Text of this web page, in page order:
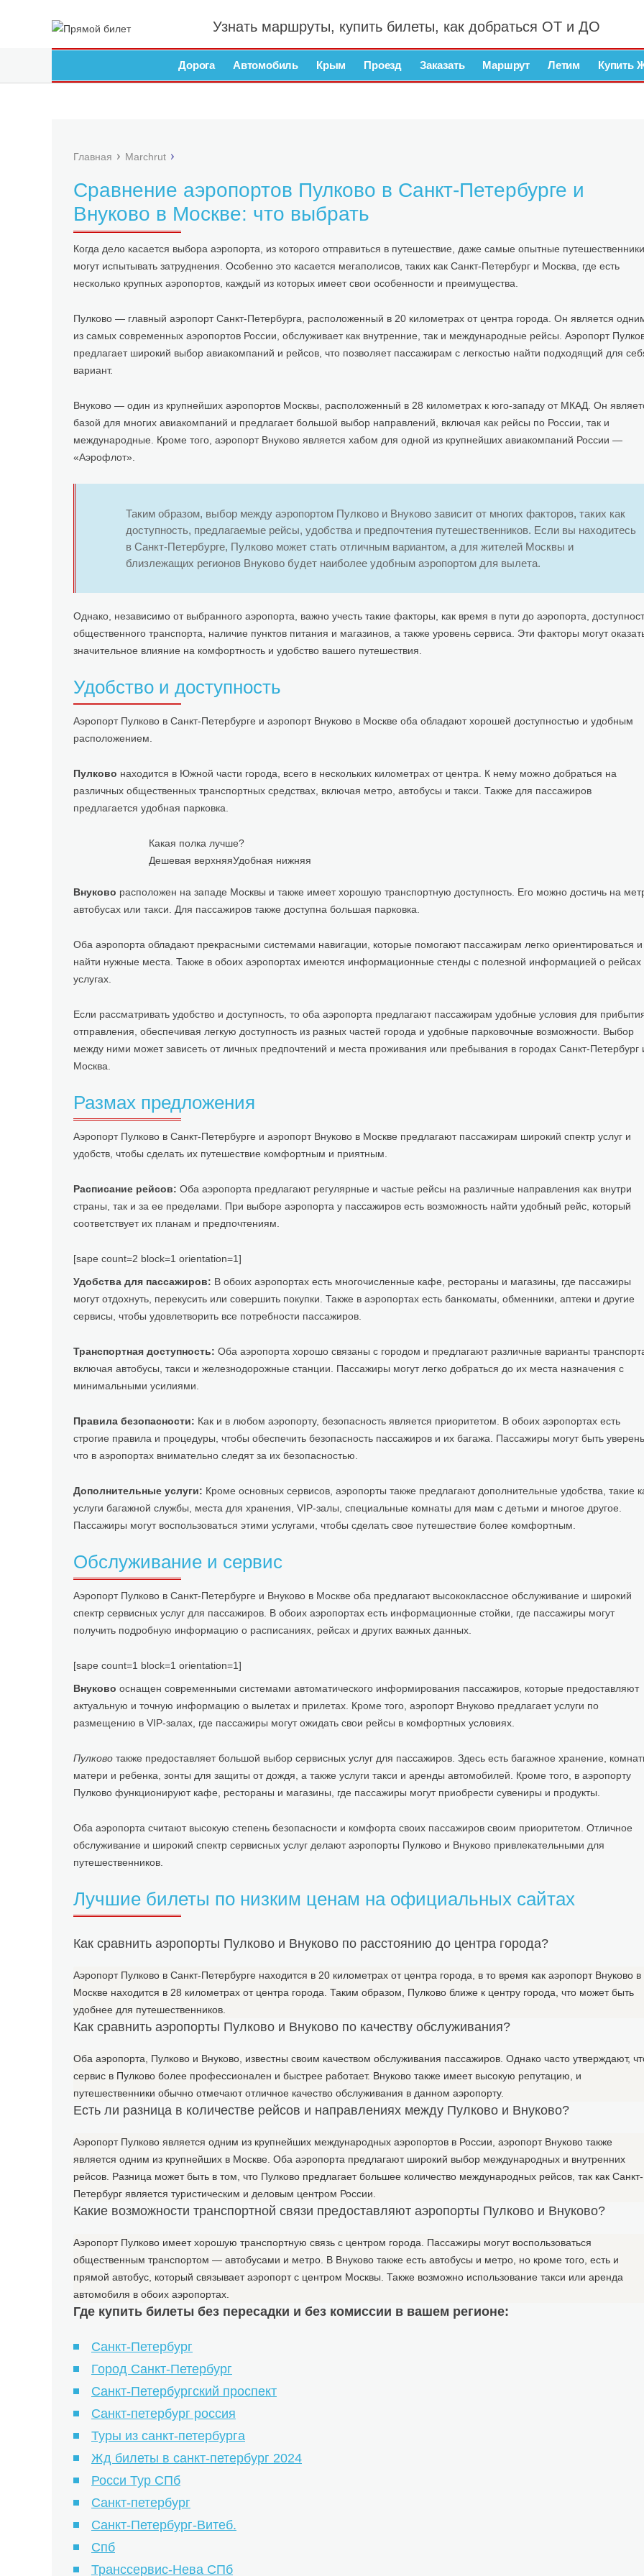
Узнать маршруты, купить билеты, как добраться ОТ и ДО
Дорога Автомобиль Крым Проезд Заказать Маршрут Летим Купить
Главная Marchrut
Сравнение аэропортов Пулково в Санкт-Петербурге и
Внуково в Москве: что выбрать
Когда дело касается выбора аэропорта, из которого отправиться в путешествие, даже самые опытные путешественники
могут испытывать затруднения. Особенно это касается мегаполисов, таких как Санкт-Петербург и Москва, где есть
несколько крупных аэропортов, каждый из которых имеет свои особенности и преимущества.
Пулково — главный аэропорт Санкт-Петербурга, расположенный в 20 километрах от центра города. Он является
из самых современных аэропортов России, обслуживает как внутренние, так и международные рейсы. Аэропорт
предлагает широкий выбор авиакомпаний и рейсов, что позволяет пассажирам с легкостью найти подходящий для
вариант.
Внуково — один из крупнейших аэропортов Москвы, расположенный в 28 километрах к юго-западу от МКАД. Он
базой для многих авиакомпаний и предлагает большой выбор направлений, включая как рейсы по России, так и
международные. Кроме того, аэропорт Внуково является хабом для одной из крупнейших авиакомпаний России —
«Аэрофлот».
Таким образом, выбор между аэропортом Пулково и Внуково зависит от многих факторов, таких как
доступность, предлагаемые рейсы, удобства и предпочтения путешественников. Если вы находитесь
в Санкт-Петербурге, Пулково может стать отличным вариантом, а для жителей Москвы и
близлежащих регионов Внуково будет наиболее удобным аэропортом для вылета.
Однако, независимо от выбранного аэропорта, важно учесть такие факторы, как время в пути до аэропорта,
общественного транспорта, наличие пунктов питания и магазинов, а также уровень сервиса. Эти факторы могут
значительное влияние на комфортность и удобство вашего путешествия.
Удобство и доступность
Аэропорт Пулково в Санкт-Петербурге и аэропорт Внуково в Москве оба обладают хорошей доступностью и удобным
расположением.
Пулково находится в Южной части города, всего в нескольких километрах от центра. К нему можно добраться на
различных общественных транспортных средствах, включая метро, автобусы и такси. Также для пассажиров
предлагается удобная парковка.
Какая полка лучше?
Дешевая верхняяУдобная нижняя
Внуково расположен на западе Москвы и также имеет хорошую транспортную доступность. Его можно достичь на
автобусах или такси. Для пассажиров также доступна большая парковка.
Оба аэропорта обладают прекрасными системами навигации, которые помогают пассажирам легко ориентироваться и
найти нужные места. Также в обоих аэропортах имеются информационные стенды с полезной информацией о рейсах
услугах.
Если рассматривать удобство и доступность, то оба аэропорта предлагают пассажирам удобные условия для
отправления, обеспечивая легкую доступность из разных частей города и удобные парковочные возможности. Выбор
между ними может зависеть от личных предпочтений и места проживания или пребывания в городах Санкт-Петербург
Москва.
Размах предложения
Аэропорт Пулково в Санкт-Петербурге и аэропорт Внуково в Москве предлагают пассажирам широкий спектр услуг и
удобств, чтобы сделать их путешествие комфортным и приятным.
Расписание рейсов: Оба аэропорта предлагают регулярные и частые рейсы на различные направления как внутри
страны, так и за ее пределами. При выборе аэропорта у пассажиров есть возможность найти удобный рейс, который
соответствует их планам и предпочтениям.
[sape count=2 block=1 orientation=1]
Удобства для пассажиров: В обоих аэропортах есть многочисленные кафе, рестораны и магазины, где пассажиры
могут отдохнуть, перекусить или совершить покупки. Также в аэропортах есть банкоматы, обменники, аптеки и другие
сервисы, чтобы удовлетворить все потребности пассажиров.
Транспортная доступность: Оба аэропорта хорошо связаны с городом и предлагают различные варианты
включая автобусы, такси и железнодорожные станции. Пассажиры могут легко добраться до их места назначения с
минимальными усилиями.
Правила безопасности: Как и в любом аэропорту, безопасность является приоритетом. В обоих аэропортах есть
строгие правила и процедуры, чтобы обеспечить безопасность пассажиров и их багажа. Пассажиры могут быть
что в аэропортах внимательно следят за их безопасностью.
Дополнительные услуги: Кроме основных сервисов, аэропорты также предлагают дополнительные удобства, такие
услуги багажной службы, места для хранения, VIP-залы, специальные комнаты для мам с детьми и многое другое.
Пассажиры могут воспользоваться этими услугами, чтобы сделать свое путешествие более комфортным.
Обслуживание и сервис
Аэропорт Пулково в Санкт-Петербурге и Внуково в Москве оба предлагают высококлассное обслуживание и широкий
спектр сервисных услуг для пассажиров. В обоих аэропортах есть информационные стойки, где пассажиры могут
получить подробную информацию о расписаниях, рейсах и других важных данных.
[sape count=1 block=1 orientation=1]
Внуково оснащен современными системами автоматического информирования пассажиров, которые предоставляют
актуальную и точную информацию о вылетах и прилетах. Кроме того, аэропорт Внуково предлагает услуги по
размещению в VIP-залах, где пассажиры могут ожидать свои рейсы в комфортных условиях.
Пулково также предоставляет большой выбор сервисных услуг для пассажиров. Здесь есть багажное хранение,
матери и ребенка, зонты для защиты от дождя, а также услуги такси и аренды автомобилей. Кроме того, в аэропорту
Пулково функционируют кафе, рестораны и магазины, где пассажиры могут приобрести сувениры и продукты.
Оба аэропорта считают высокую степень безопасности и комфорта своих пассажиров своим приоритетом. Отличное
обслуживание и широкий спектр сервисных услуг делают аэропорты Пулково и Внуково привлекательными для
путешественников.
Лучшие билеты по низким ценам на официальных сайтах
Как сравнить аэропорты Пулково и Внуково по расстоянию до центра города?
Аэропорт Пулково в Санкт-Петербурге находится в 20 километрах от центра города, в то время как аэропорт Внуково в
Москве находится в 28 километрах от центра города. Таким образом, Пулково ближе к центру города, что может быть
удобнее для путешественников.
Как сравнить аэропорты Пулково и Внуково по качеству обслуживания?
Оба аэропорта, Пулково и Внуково, известны своим качеством обслуживания пассажиров. Однако часто утверждают,
сервис в Пулково более профессионален и быстрее работает. Внуково также имеет высокую репутацию, и
путешественники обычно отмечают отличное качество обслуживания в данном аэропорту.
Есть ли разница в количестве рейсов и направлениях между Пулково и Внуково?
Аэропорт Пулково является одним из крупнейших международных аэропортов в России, аэропорт Внуково также
является одним из крупнейших в Москве. Оба аэропорта предлагают широкий выбор международных и внутренних
рейсов. Разница может быть в том, что Пулково предлагает большее количество международных рейсов, так как Санкт-
Петербург является туристическим и деловым центром России.
Какие возможности транспортной связи предоставляют аэропорты Пулково и Внуково?
Аэропорт Пулково имеет хорошую транспортную связь с центром города. Пассажиры могут воспользоваться
общественным транспортом — автобусами и метро. В Внуково также есть автобусы и метро, но кроме того, есть и
прямой автобус, который связывает аэропорт с центром Москвы. Также возможно использование такси или аренда
автомобиля в обоих аэропортах.
Где купить билеты без пересадки и без комиссии в вашем регионе:
Санкт-Петербург
Город Санкт-Петербург
Санкт-Петербургский проспект
Санкт-петербург россия
Туры из санкт-петербурга
Жд билеты в санкт-петербург 2024
Росси Тур СПб
Санкт-петербург
Санкт-Петербург-Витеб.
Спб
Транссервис-Нева СПб